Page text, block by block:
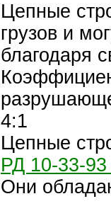
Цепные
грузов и
благодаря
4:1
Цепные
РД 10-33-
Они